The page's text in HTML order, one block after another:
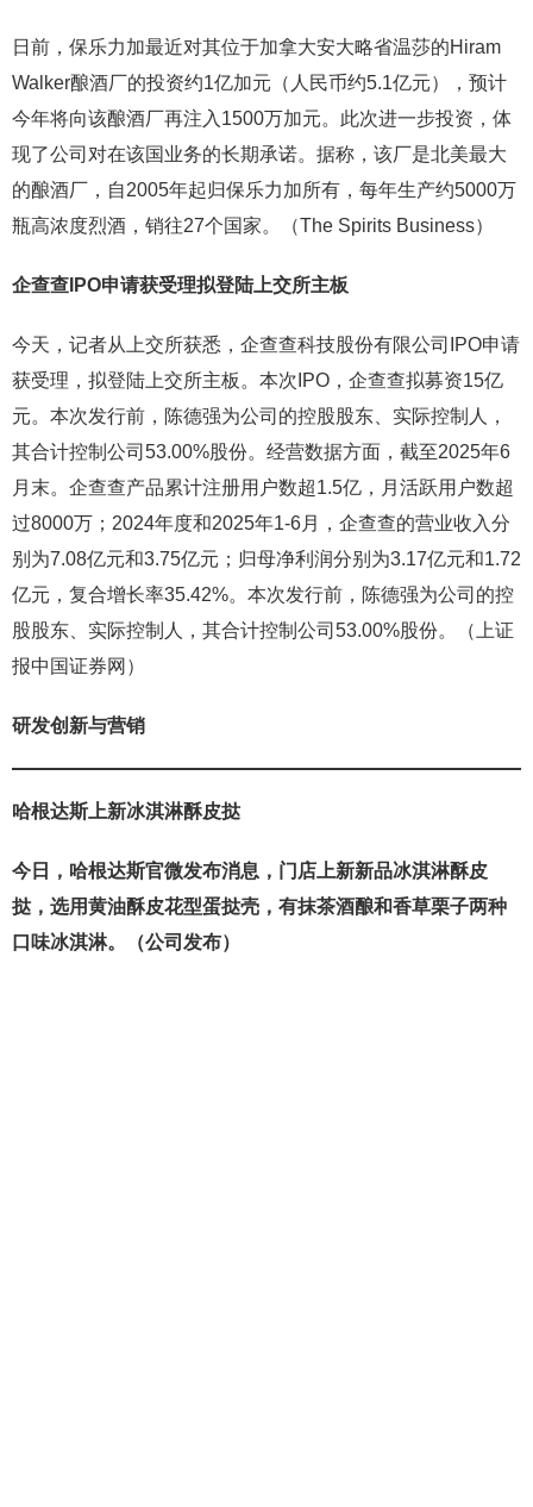
日前，保乐力加最近对其位于加拿大安大略省温莎的Hiram
Walker酿酒厂的投资约1亿加元（人民币约5.1亿元），预计
今年将向该酿酒厂再注入1500万加元。此次进一步投资，体
现了公司对在该国业务的长期承诺。据称，该厂是北美最大
的酿酒厂，自2005年起归保乐力加所有，每年生产约5000万
瓶高浓度烈酒，销往27个国家。（The Spirits Business）
企查查IPO申请获受理拟登陆上交所主板
今天，记者从上交所获悉，企查查科技股份有限公司IPO申请
获受理，拟登陆上交所主板。本次IPO，企查查拟募资15亿
元。本次发行前，陈德强为公司的控股股东、实际控制人，
其合计控制公司53.00%股份。经营数据方面，截至2025年6
月末。企查查产品累计注册用户数超1.5亿，月活跃用户数超
过8000万；2024年度和2025年1-6月，企查查的营业收入分
别为7.08亿元和3.75亿元；归母净利润分别为3.17亿元和1.72
亿元，复合增长率35.42%。本次发行前，陈德强为公司的控
股股东、实际控制人，其合计控制公司53.00%股份。（上证
报中国证券网）
研发创新与营销
哈根达斯上新冰淇淋酥皮挞
今日，哈根达斯官微发布消息，门店上新新品冰淇淋酥皮
挞，选用黄油酥皮花型蛋挞壳，有抹茶酒酿和香草栗子两种
口味冰淇淋。（公司发布）